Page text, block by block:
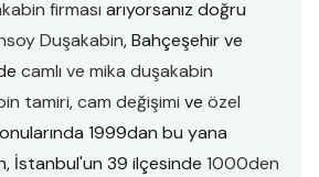
firması arıyorsanız doğru
Duşakabin, Bahçeşehir ve
camlı ve mika duşakabin
tamiri,cam değişimi ve özel
1999dan bu yana
İstanbul'un 39 ilçesinde 1000den